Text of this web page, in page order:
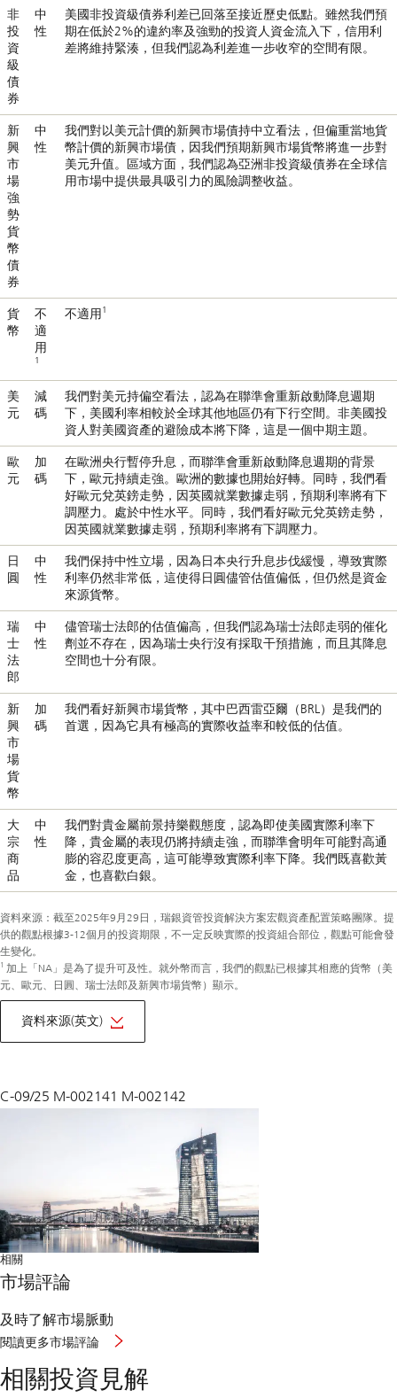
非
投
資
級
債
券
中
性
美國非投資級債券利差已回落至接近歷史低點。雖然我們預
期在低於2%的違約率及強勁的投資人資金流入下，信用利
差將維持緊湊，但我們認為利差進一步收窄的空間有限。
新
興
市
場
強
勢
貨
幣
債
券
中
性
我們對以美元計價的新興市場債持中立看法，但偏重當地貨
幣計價的新興市場債，因我們預期新興市場貨幣將進一步對
美元升值。區域方面，我們認為亞洲非投資級債券在全球信
用市場中提供最具吸引力的風險調整收益。
貨
幣
不
適
用
1
不適用 1
美
元
減
碼
我們對美元持偏空看法，認為在聯準會重新啟動降息週期
下，美國利率相較於全球其他地區仍有下行空間。非美國投
資人對美國資產的避險成本將下降，這是一個中期主題。
歐
元
加
碼
在歐洲央行暫停升息，而聯準會重新啟動降息週期的背景
下，歐元持續走強。歐洲的數據也開始好轉。同時，我們看
好歐元兌英鎊走勢，因英國就業數據走弱，預期利率將有下
調壓力。處於中性水平。同時，我們看好歐元兌英鎊走勢，
因英國就業數據走弱，預期利率將有下調壓力。
日
圓
中
性
我們保持中性立場，因為日本央行升息步伐緩慢，導致實際
利率仍然非常低，這使得日圓儘管估值偏低，但仍然是資金
來源貨幣。
瑞
士
法
郎
中
性
儘管瑞士法郎的估值偏高，但我們認為瑞士法郎走弱的催化
劑並不存在，因為瑞士央行沒有採取干預措施，而且其降息
空間也十分有限。
新
興
市
場
貨
幣
加
碼
我們看好新興市場貨幣，其中巴西雷亞爾（BRL）是我們的
首選，因為它具有極高的實際收益率和較低的估值。
大
宗
商
品
中
性
我們對貴金屬前景持樂觀態度，認為即使美國實際利率下
降，貴金屬的表現仍將持續走強，而聯準會明年可能對高通
膨的容忍度更高，這可能導致實際利率下降。我們既喜歡黃
金，也喜歡白銀。
資料來源：截至2025年9月29日，瑞銀資管投資解決方案宏觀資產配置策略團隊。提
供的觀點根據3-12個月的投資期限，不一定反映實際的投資組合部位，觀點可能會發
生變化。
1 加上「NA」是為了提升可及性。就外幣而言，我們的觀點已根據其相應的貨幣（美
元、歐元、日圓、瑞士法郎及新興市場貨幣）顯示。
資料來源(英文)
of
macro
C-09/25 M-002141 M-002142
相關
市場評論
及時了解市場脈動
閱讀更多市場評論
相關投資見解